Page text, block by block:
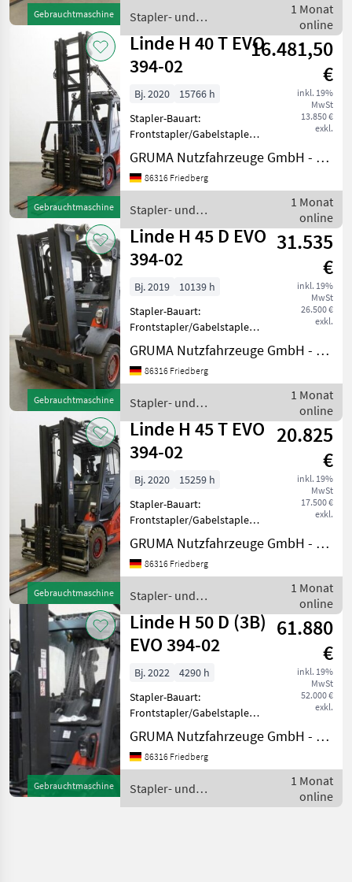
Gebrauchtmaschine
Gabelträger - Drehgerät
MEYER 5-1508N-G, Breite
1250 mm -
Stapler- und
Lagertechnik / Linde
1 Monat
online
Gebrauchtmaschine
Linde H 40 T EVO
394-02
16.481,50
€
inkl. 19%
MwSt
13.850 €
exkl.
Bj. 2020
15766 h
Stapler-Bauart:
Frontstapler/Gabelstapler -
Fahrzeug:
Doppelzusatzhydraulik -
Mast:
Gabelträger -
Dreifachpalettengerät
DRWEN DRPK45C, Breite
GRUMA Nutzfahrzeuge GmbH - Staplertechnik
86316 Friedberg
Stapler- und
Lagertechnik / Linde
1 Monat
online
Gebrauchtmaschine
Linde H 45 D EVO
394-02
31.535
€
inkl. 19%
MwSt
26.500 €
exkl.
Bj. 2019
10139 h
Stapler-Bauart:
Frontstapler/Gabelstapler -
Fahrzeug:
Doppelzusatzhydraulik -
Mast:
Gabelträger - Vollkabine -
Bauhöhe durch
Fahrerschutzdach
GRUMA Nutzfahrzeuge GmbH - Staplertechnik
86316 Friedberg
Stapler- und
Lagertechnik / Linde
1 Monat
online
Gebrauchtmaschine
Linde H 45 T EVO
394-02
20.825
€
inkl. 19%
MwSt
17.500 €
exkl.
Bj. 2020
15259 h
Stapler-Bauart:
Frontstapler/Gabelstapler -
Fahrzeug:
Doppelzusatzhydraulik -
Mast:
Gabelträger -
Dreifachklammer DURWEN
DRPK45C, Breite 1630
GRUMA Nutzfahrzeuge GmbH - Staplertechnik
86316 Friedberg
Stapler- und
Lagertechnik / Linde
1 Monat
online
Gebrauchtmaschine
Linde H 50 D (3B)
EVO 394-02
61.880
€
inkl. 19%
MwSt
52.000 €
exkl.
Bj. 2022
4290 h
Stapler-Bauart:
Frontstapler/Gabelstapler -
Fahrzeug:
Doppelzusatzhydraulik -
Mast:
Drucklosschaltung -
Gabelträger - Vollkabine -
GRUMA Nutzfahrzeuge GmbH - Staplertechnik
86316 Friedberg
Stapler- und
Lagertechnik / Linde
1 Monat
online